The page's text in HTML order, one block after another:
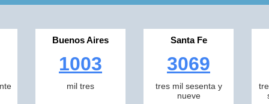
Buenos Aires
1003
mil tres
Santa Fe
3069
tres mil sesenta y
nueve